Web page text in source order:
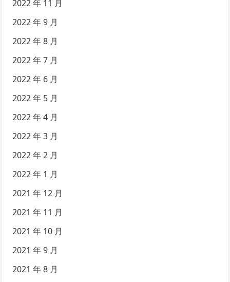
2022 年 11 月
2022 年 9 月
2022 年 8 月
2022 年 7 月
2022 年 6 月
2022 年 5 月
2022 年 4 月
2022 年 3 月
2022 年 2 月
2022 年 1 月
2021 年 12 月
2021 年 11 月
2021 年 10 月
2021 年 9 月
2021 年 8 月